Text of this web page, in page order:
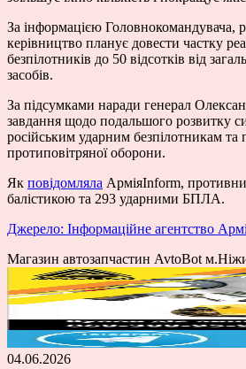
За інформацією Головнокомандувача,
керівництво планує довести частку
безпілотників до 50 відсотків від
засобів.
За підсумками наради генерал
завдання щодо подальшого розвитку
російським ударним безпілотникам та
протиповітряної оборони.
Як повідомляла АрміяInform,
балістикою та 293 ударними БПЛА.
Джерело: Інформаційне агентство
Магазин автозапчастин AvtoBot
04.06.2026